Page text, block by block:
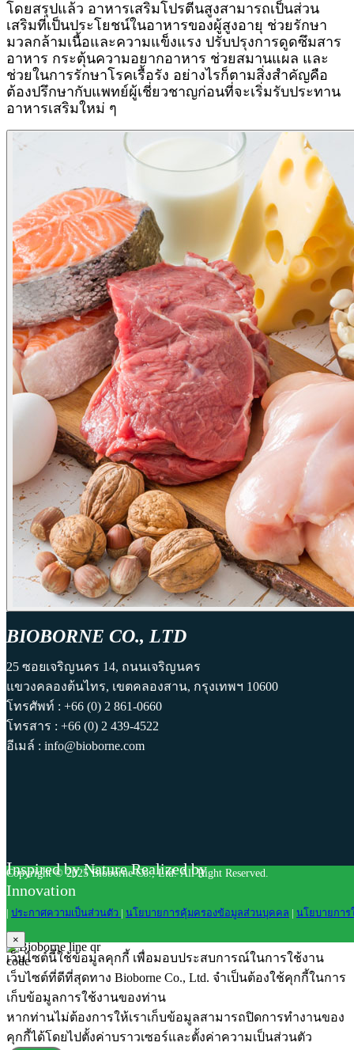
โดยสรุปแล้ว อาหารเสริมโปรตีนสูงสามารถเป็นส่วน
เสริมที่เป็นประโยชน์ในอาหารของผู้สูงอายุ ช่วยรักษา
มวลกล้ามเนื้อและความแข็งแรง ปรับปรุงการดูดซึมสาร
อาหาร กระตุ้นความอยากอาหาร ช่วยสมานแผล และ
ช่วยในการรักษาโรคเรื้อรัง อย่างไรก็ตามสิ่งสำคัญคือ
ต้องปรึกษากับแพทย์ผู้เชี่ยวชาญก่อนที่จะเริ่มรับประทาน
อาหารเสริมใหม่ ๆ
BIOBORNE CO., LTD
25 ซอยเจริญนคร 14, ถนนเจริญนคร
แขวงคลองต้นไทร, เขตคลองสาน, กรุงเทพฯ 10600
โทรศัพท์ : +66 (0) 2 861-0660
โทรสาร : +66 (0) 2 439-4522
อีเมล์ : info@bioborne.com
Inspired by Nature Realized by
Innovation
Copyright © 2025 Bioborne Co., Ltd. All Right Reserved.
×
เว็บไซต์นี้ใช้ข้อมูลคุกกี้ เพื่อมอบประสบการณ์ในการใช้งาน
เว็บไซต์ที่ดีที่สุดทาง Bioborne Co., Ltd. จำเป็นต้องใช้คุกกี้ในการ
เก็บข้อมูลการใช้งานของท่าน
หากท่านไม่ต้องการให้เราเก็บข้อมูลสามารถปิดการทำงานของ
คุกกี้ได้โดยไปตั้งค่าบราวเซอร์และตั้งค่าความเป็นส่วนตัว
ประกาศความเป็นส่วนตัว นโยบายการคุ้มครองข้อมูลส่วนบุคคล นโยบายการ